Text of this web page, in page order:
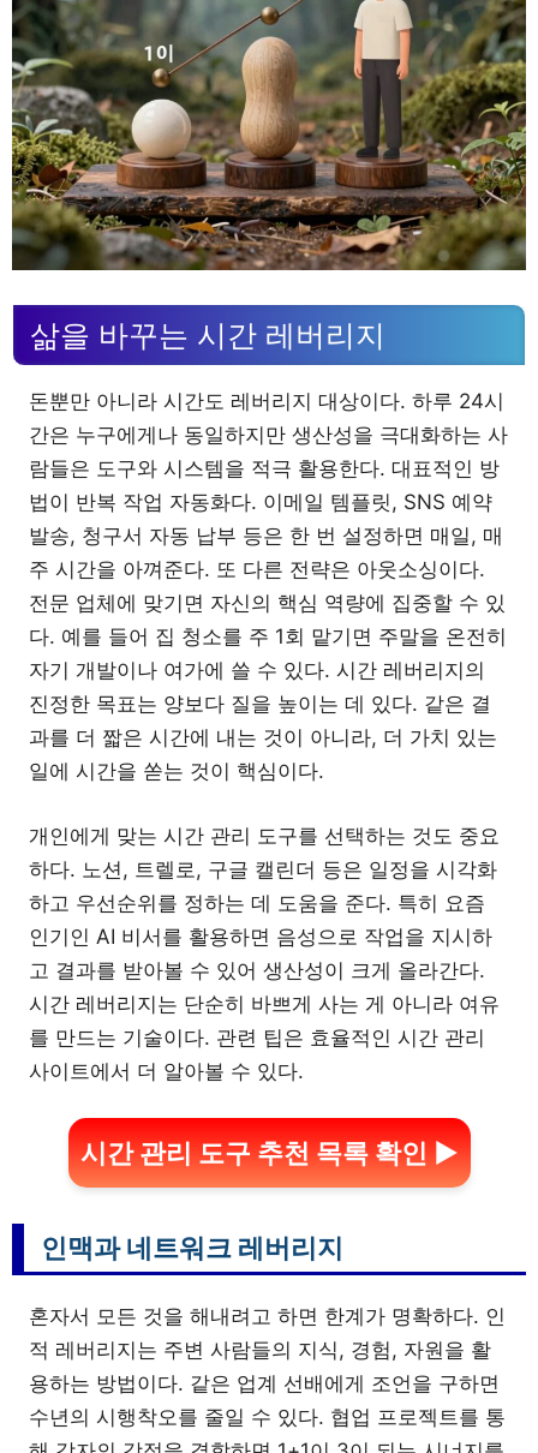
삶을 바꾸는 시간 레버리지
돈뿐만 아니라 시간도 레버리지 대상이다. 하루 24시
간은 누구에게나 동일하지만 생산성을 극대화하는 사
람들은 도구와 시스템을 적극 활용한다. 대표적인 방
법이 반복 작업 자동화다. 이메일 템플릿, SNS 예약
발송, 청구서 자동 납부 등은 한 번 설정하면 매일, 매
주 시간을 아껴준다. 또 다른 전략은 아웃소싱이다.
전문 업체에 맞기면 자신의 핵심 역량에 집중할 수 있
다. 예를 들어 집 청소를 주 1회 맡기면 주말을 온전히
자기 개발이나 여가에 쓸 수 있다. 시간 레버리지의
진정한 목표는 양보다 질을 높이는 데 있다. 같은 결
과를 더 짧은 시간에 내는 것이 아니라, 더 가치 있는
일에 시간을 쏟는 것이 핵심이다.
개인에게 맞는 시간 관리 도구를 선택하는 것도 중요
하다. 노션, 트렐로, 구글 캘린더 등은 일정을 시각화
하고 우선순위를 정하는 데 도움을 준다. 특히 요즘
인기인 AI 비서를 활용하면 음성으로 작업을 지시하
고 결과를 받아볼 수 있어 생산성이 크게 올라간다.
시간 레버리지는 단순히 바쁘게 사는 게 아니라 여유
를 만드는 기술이다. 관련 팁은 효율적인 시간 관리
사이트에서 더 알아볼 수 있다.
시간 관리 도구 추천 목록 확인 ▶
인맥과 네트워크 레버리지
혼자서 모든 것을 해내려고 하면 한계가 명확하다. 인
적 레버리지는 주변 사람들의 지식, 경험, 자원을 활
용하는 방법이다. 같은 업계 선배에게 조언을 구하면
수년의 시행착오를 줄일 수 있다. 협업 프로젝트를 통